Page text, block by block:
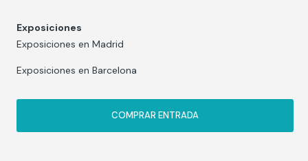
Exposiciones
Exposiciones en Madrid
Exposiciones en Barcelona
COMPRAR ENTRADA